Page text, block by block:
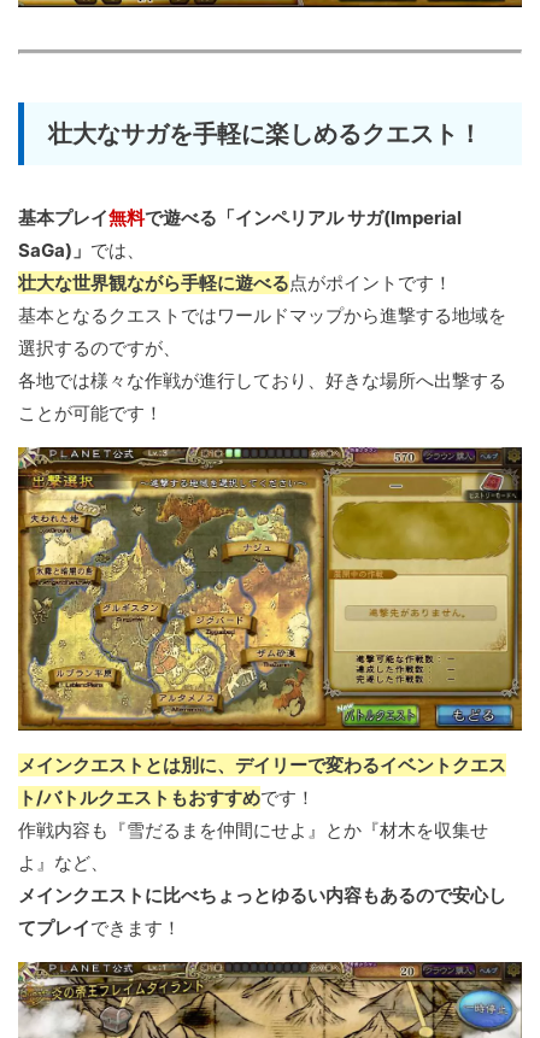
壮大なサガを手軽に楽しめるクエスト！
基本プレイ無料で遊べる「インペリアル サガ(Imperial
SaGa)」 では、
壮大な世界観ながら手軽に遊べる点がポイントです！
基本となるクエストではワールドマップから進撃する地域を
選択するのですが、
各地では様々な作戦が進行しており、好きな場所へ出撃する
ことが可能です！
メインクエストとは別に、デイリーで変わるイベントクエス
ト/バトルクエストもおすすめです！
作戦内容も『雪だるまを仲間にせよ』とか『材木を収集せ
よ』など、
メインクエストに比べちょっとゆるい内容もあるので安心し
てプレイできます！